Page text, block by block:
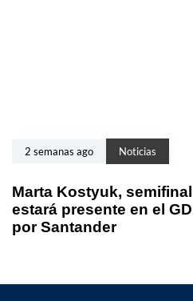
2 semanas ago Noticias
Marta Kostyuk,
estará presente en el
por Santander